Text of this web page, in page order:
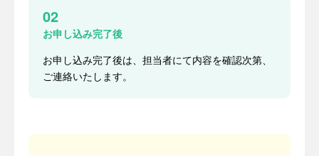
02
お申し込み完了後
お申し込み完了後は、担当者にて内容を確認次第、
ご連絡いたします。